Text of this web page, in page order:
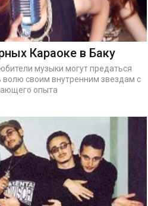
Караоке в Баку
музыки могут предаться
волю своим внутренним звездам с
опыта